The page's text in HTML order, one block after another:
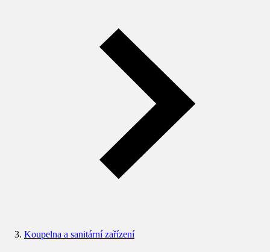
Koupelna a sanitární zařízení